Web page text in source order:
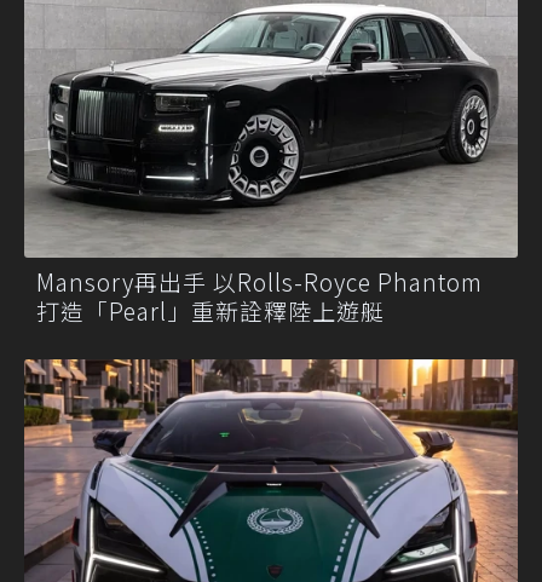
Mansory再出手 以Rolls-Royce Phantom
打造「Pearl」重新詮釋陸上遊艇